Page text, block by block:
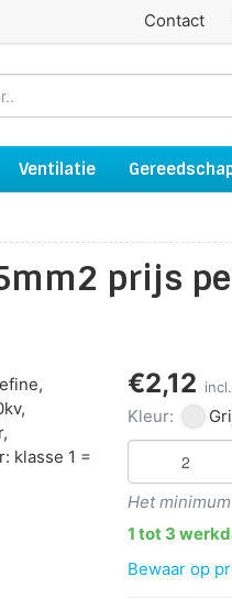
Contact
Ventilatie
prijs
klasse 1 =
€2,12
Kleur:
Het
1 tot 3
Bewaar op